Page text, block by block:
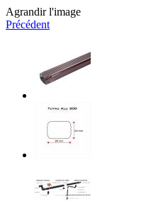
Agrandir l'image
Précédent